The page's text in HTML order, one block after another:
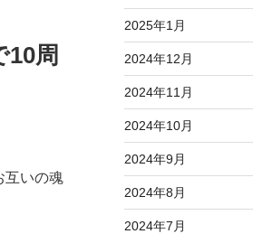
周
互いの魂
2025年1月
2024年12月
2024年11月
2024年10月
2024年9月
2024年8月
2024年7月